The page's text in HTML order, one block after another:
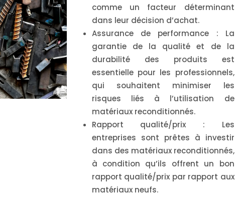
comme un facteur déterminant
dans leur décision d’achat.
Assurance de performance : La
garantie de la qualité et de la
durabilité des produits est
essentielle pour les professionnels,
qui souhaitent minimiser les
risques liés à l’utilisation de
matériaux reconditionnés.
Rapport qualité/prix : Les
entreprises sont prêtes à investir
dans des matériaux reconditionnés,
à condition qu’ils offrent un bon
rapport qualité/prix par rapport aux
matériaux neufs.